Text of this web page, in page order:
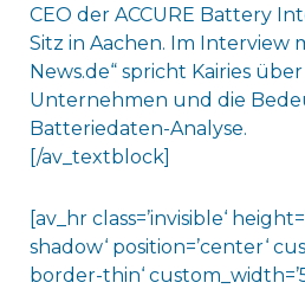
CEO der ACCURE Battery
Sitz in Aachen. Im Interview
News.de“ spricht Kairies
Unternehmen und die
Batteriedaten-Analyse.
[/av_textblock]
[av_hr class=’invisible‘
shadow‘ position=’center‘
border-thin‘